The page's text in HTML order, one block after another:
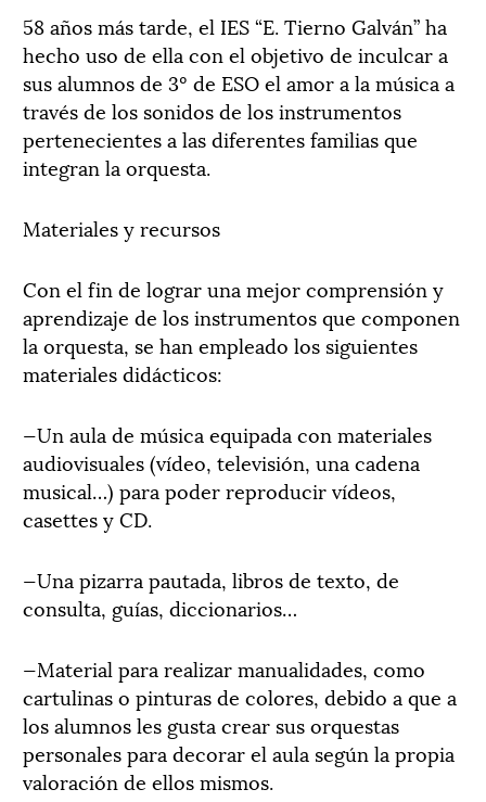
58 años más tarde, el IES “E. Tierno Galván” ha
hecho uso de ella con el objetivo de inculcar a
sus alumnos de 3º de ESO el amor a la música a
través de los sonidos de los instrumentos
pertenecientes a las diferentes familias que
integran la orquesta.
Materiales y recursos
Con el fin de lograr una mejor comprensión y
aprendizaje de los instrumentos que componen
la orquesta, se han empleado los siguientes
materiales didácticos:
—Un aula de música equipada con materiales
audiovisuales (vídeo, televisión, una cadena
musical…) para poder reproducir vídeos,
casettes y CD.
—Una pizarra pautada, libros de texto, de
consulta, guías, diccionarios…
—Material para realizar manualidades, como
cartulinas o pinturas de colores, debido a que a
los alumnos les gusta crear sus orquestas
personales para decorar el aula según la propia
valoración de ellos mismos.